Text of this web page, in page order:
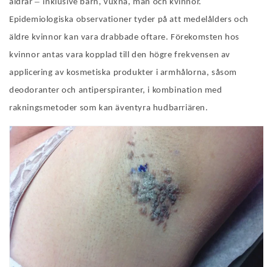
åldrar
inklusive barn, vuxna, män och kvinnor.
Epidemiologiska observationer tyder på att medelålders och
äldre kvinnor kan vara drabbade oftare. Förekomsten hos
kvinnor antas vara kopplad till den högre frekvensen av
applicering av kosmetiska produkter i armhålorna, såsom
deodoranter och antiperspiranter, i kombination med
rakningsmetoder som kan äventyra hudbarriären.